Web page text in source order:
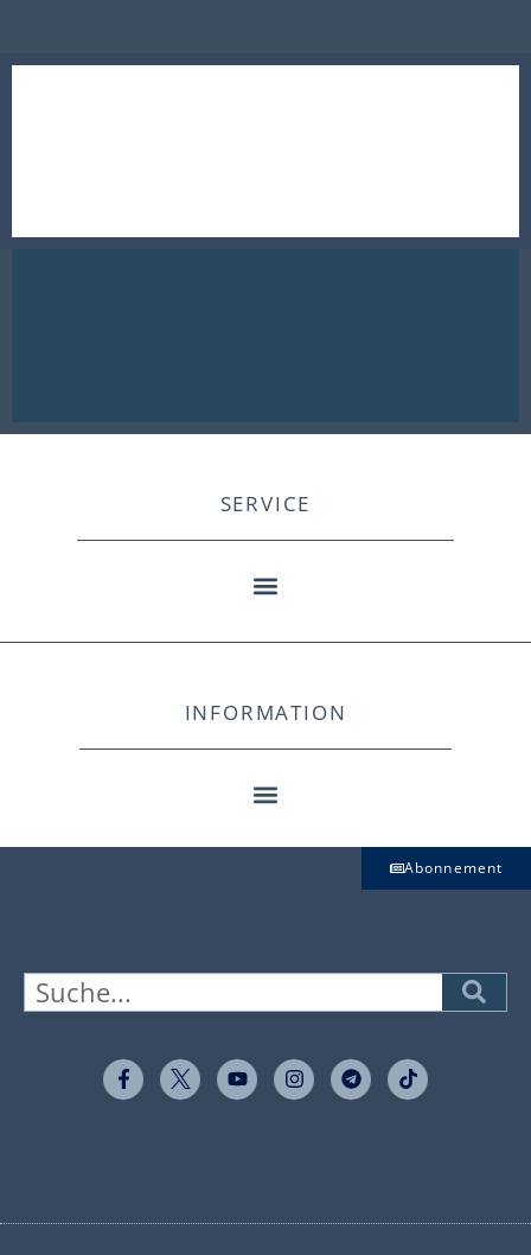
SERVICE
INFORMATION
Abonnement